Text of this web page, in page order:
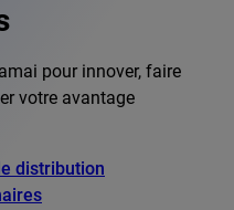
pour innover, faire
votre avantage
distribution